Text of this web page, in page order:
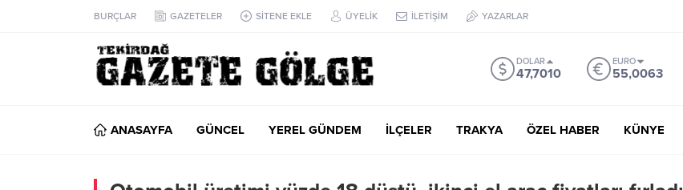
BURÇLAR GAZETELER SİTENE EKLE ÜYELİK İLETİŞİM YAZARLAR
DOLAR
47,7010
EURO
55,0063
ANASAYFA GÜNCEL YEREL GÜNDEM İLÇELER TRAKYA ÖZEL HABER KÜNYE